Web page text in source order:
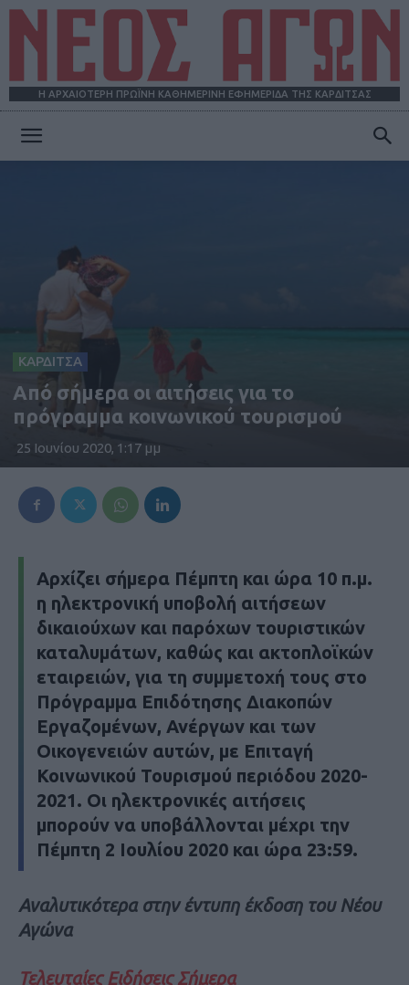
Η ΑΡΧΑΙΟΤΕΡΗ ΠΡΩΪΝΗ ΚΑΘΗΜΕΡΙΝΗ ΕΦΗΜΕΡΙΔΑ ΤΗΣ ΚΑΡΔΙΤΣΑΣ
ΚΑΡΔΙΤΣΑ
Από σήμερα οι αιτήσεις για το
πρόγραμμα κοινωνικού τουρισμού
25 Ιουνίου 2020, 1:17 μμ
Αρχίζει σήμερα Πέμπτη και ώρα 10 π.μ.
η ηλεκτρονική υποβολή αιτήσεων
δικαιούχων και παρόχων τουριστικών
καταλυμάτων, καθώς και ακτοπλοϊκών
εταιρειών, για τη συμμετοχή τους στο
Πρόγραμμα Επιδότησης Διακοπών
Εργαζομένων, Ανέργων και των
Οικογενειών αυτών, με Επιταγή
Κοινωνικού Τουρισμού περιόδου 2020-
2021. Οι ηλεκτρονικές αιτήσεις
μπορούν να υποβάλλονται μέχρι την
Πέμπτη 2 Ιουλίου 2020 και ώρα 23:59.
Αναλυτικότερα στην έντυπη έκδοση του Νέου
Αγώνα
Τελευταίες Ειδήσεις Σήμερα